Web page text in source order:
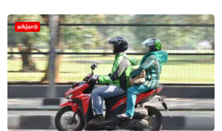
தமிழ்நாடு